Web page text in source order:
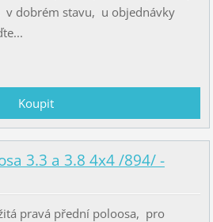
v dobrém stavu, u objednávky
3.3 a 3.8 4x4 /894/ -
pravá přední poloosa, pro